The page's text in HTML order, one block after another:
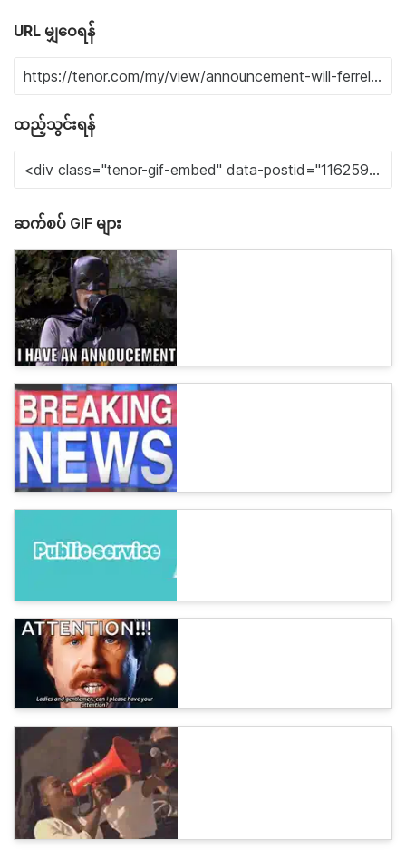
URL မျှဝေရန်
ထည့်သွင်းရန်
ဆက်စပ် GIF များ